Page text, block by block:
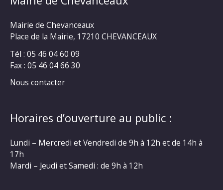
Mairie de Chevanceaux
Place de la Mairie, 17210 CHEVANCEAUX
Tél : 05 46 04 60 09
Fax : 05 46 04 66 30
Nous contacter
Horaires d’ouverture au public :
Lundi – Mercredi et Vendredi de 9h à 12h et de 14h à
17h
Mardi – Jeudi et Samedi : de 9h à 12h